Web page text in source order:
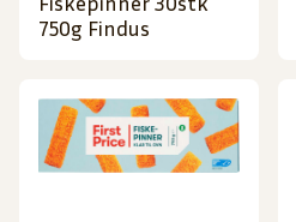
750g Findus